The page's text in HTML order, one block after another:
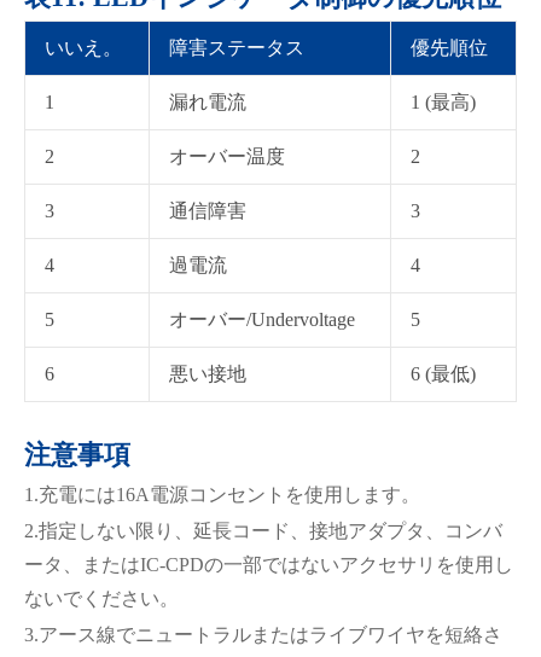
いいえ。 障害ステータス 優先順位
1 漏れ電流 1 (最高)
2 オーバー温度 2
3 通信障害 3
4 過電流 4
5 オーバー/Undervoltage 5
6 悪い接地 6 (最低)
注意事項
1.充電には16A電源コンセントを使用します。
2.指定しない限り、延長コード、接地アダプタ、コンバ
ータ、またはIC-CPDの一部ではないアクセサリを使用し
ないでください。
3.アース線でニュートラルまたはライブワイヤを短絡さ
WhatsApp (如 +85291234567)